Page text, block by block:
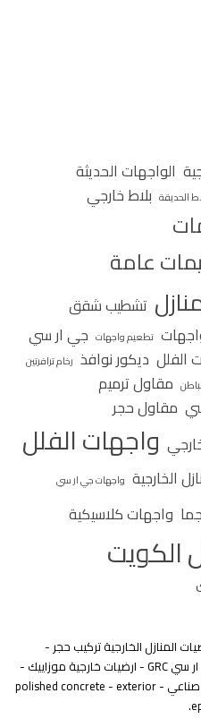
الواجهات الحديثة
الحديقة بلاط خارجي
عامة
تشطيب شقق
تطعيم واجهات جي ار سي
الفلل ديكور نوافذ رخام ترافرتين
مقاول ترميم
مقاول حجر
واجهات الفلل
الخارجية واجهات جي ار سي
واجهات كلاسيكية
الكويت
المنازل الخارجية تركيب حجر -
موزاييك خارجي - واجهات سيجما - جي ار سي GRC - ارضيات خارجية موزاييك -
بلاط متداخل ، انترلوك - ايبوكسي - نجيل صناعي - polished concrete - exterior